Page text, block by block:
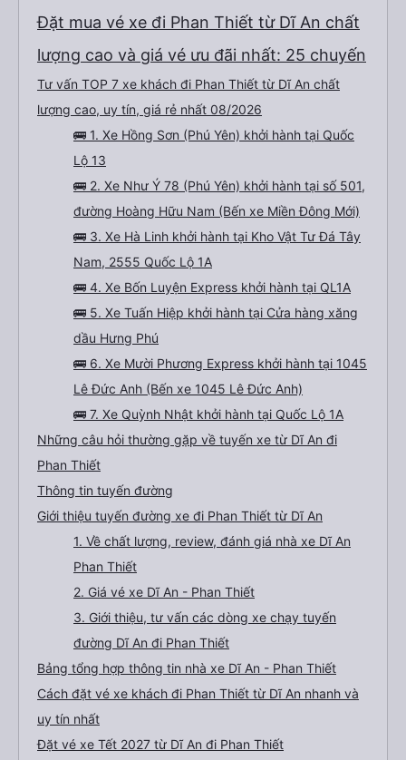
Đặt mua vé xe đi Phan Thiết từ Dĩ An chất
lượng cao và giá vé ưu đãi nhất: 25 chuyến
Tư vấn TOP 7 xe khách đi Phan Thiết từ Dĩ An chất
lượng cao, uy tín, giá rẻ nhất 08/2026
🚌 1. Xe Hồng Sơn (Phú Yên) khởi hành tại Quốc
Lộ 13
🚌 2. Xe Như Ý 78 (Phú Yên) khởi hành tại số 501,
đường Hoàng Hữu Nam (Bến xe Miền Đông Mới)
🚌 3. Xe Hà Linh khởi hành tại Kho Vật Tư Đá Tây
Nam, 2555 Quốc Lộ 1A
🚌 4. Xe Bốn Luyện Express khởi hành tại QL1A
🚌 5. Xe Tuấn Hiệp khởi hành tại Cửa hàng xăng
dầu Hưng Phú
🚌 6. Xe Mười Phương Express khởi hành tại 1045
Lê Đức Anh (Bến xe 1045 Lê Đức Anh)
🚌 7. Xe Quỳnh Nhật khởi hành tại Quốc Lộ 1A
Những câu hỏi thường gặp về tuyến xe từ Dĩ An đi
Phan Thiết
Thông tin tuyến đường
Giới thiệu tuyến đường xe đi Phan Thiết từ Dĩ An
1. Về chất lượng, review, đánh giá nhà xe Dĩ An
Phan Thiết
2. Giá vé xe Dĩ An - Phan Thiết
3. Giới thiệu, tư vấn các dòng xe chạy tuyến
đường Dĩ An đi Phan Thiết
Bảng tổng hợp thông tin nhà xe Dĩ An - Phan Thiết
Cách đặt vé xe khách đi Phan Thiết từ Dĩ An nhanh và
uy tín nhất
Đặt vé xe Tết 2027 từ Dĩ An đi Phan Thiết